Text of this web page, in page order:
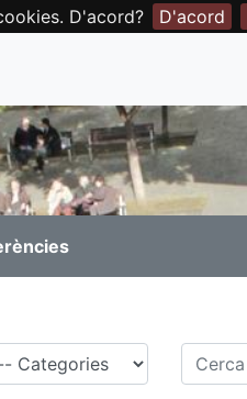
D'acord? D'acord
Cerca